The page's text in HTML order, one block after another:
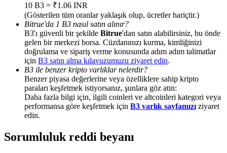
BTC Welcome Rewards
Deposit & Trade BTC to Share 25000 USDT prize pool!
Deposit CASHCAT & Win
10 B3 = ₹1.06 INR
(Gösterilen tüm oranlar yaklaşık olup, ücretler hariçtir.)
Bitrue'da 1 B3 nasıl satın alınır?
B3'ı güvenli bir şekilde Bitrue'dan satın alabilirsiniz, bu önde
gelen bir merkezi borsa. Cüzdanınızı kurma, kimliğinizi
doğrulama ve sipariş verme konusunda adım adım talimatlar
için B3 satın alma kılavuzumuzu ziyaret edin.
B3 ile benzer kripto varlıklar nelerdir?
Benzer piyasa değerlerine veya özelliklere sahip kripto
paraları keşfetmek istiyorsanız, şunlara göz atın:
Daha fazla bilgi için, ilgili coinleri ve altcoinleri kategori veya
performansa göre keşfetmek için B3 varlık sayfamızı ziyaret
edin.
Sorumluluk reddi beyanı